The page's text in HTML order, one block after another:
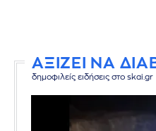
ΑΞΙΖΕΙ ΝΑ
δημοφιλείς ειδήσεις στο skai.gr